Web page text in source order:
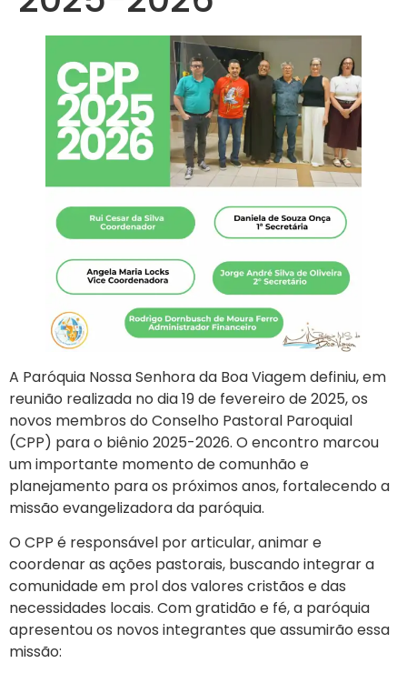
A Paróquia Nossa Senhora da Boa Viagem definiu, em
reunião realizada no dia 19 de fevereiro de 2025, os
novos membros do Conselho Pastoral Paroquial
(CPP) para o biênio 2025-2026. O encontro marcou
um importante momento de comunhão e
planejamento para os próximos anos, fortalecendo a
missão evangelizadora da paróquia.
O CPP é responsável por articular, animar e
coordenar as ações pastorais, buscando integrar a
comunidade em prol dos valores cristãos e das
necessidades locais. Com gratidão e fé, a paróquia
apresentou os novos integrantes que assumirão essa
missão: